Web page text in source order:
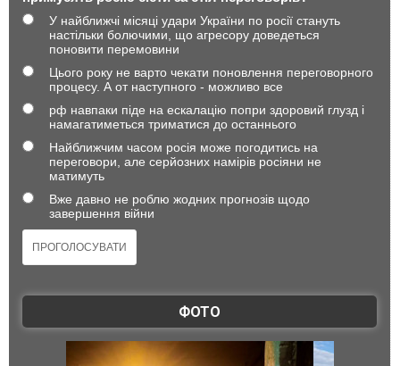
У найближчі місяці удари України по росії стануть
настільки болючими, що агресору доведеться
поновити перемовини
Цього року не варто чекати поновлення переговорного
процесу. А от наступного - можливо все
рф навпаки піде на ескалацію попри здоровий глузд і
намагатиметься триматися до останнього
Найближчим часом росія може погодитись на
переговори, але серйозних намірів росіяни не
матимуть
Вже давно не роблю жодних прогнозів щодо
завершення війни
ФОТО